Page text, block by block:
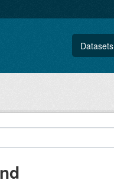
Datasets